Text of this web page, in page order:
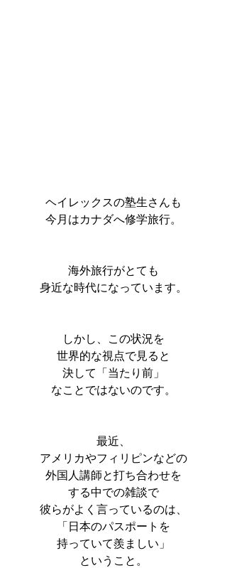
ヘイレックスの塾生さんも
今月はカナダへ修学旅行。
海外旅行がとても
身近な時代になっています。
しかし、この状況を
世界的な視点で見ると
決して「当たり前」
なことではないのです。
最近、
アメリカやフィリピンなどの
外国人講師と打ち合わせを
する中での雑談で
彼らがよく言っているのは、
「日本のパスポートを
持っていて羨ましい」
ということ。